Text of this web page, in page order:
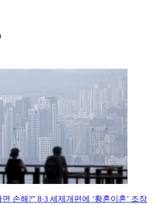
손해?” 8·3 세제개편에 ‘황혼이혼’ 조장